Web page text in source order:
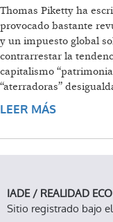
Thomas Piketty ha
provocado bastante
y un impuesto global
contrarrestar la
capitalismo
“aterradoras”
LEER MÁS
IADE / REALIDAD
Sitio registrado bajo